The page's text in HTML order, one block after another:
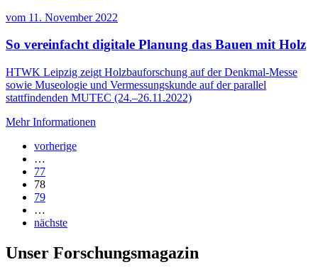
vom 11. November 2022
So vereinfacht digitale Planung das Bauen mit Holz
HTWK Leipzig zeigt Holzbauforschung auf der Denkmal-Messe
sowie Museologie und Vermessungskunde auf der parallel
stattfindenden MUTEC (24.–26.11.2022)
Mehr Informationen
vorherige
…
77
78
79
…
nächste
Unser Forschungsmagazin